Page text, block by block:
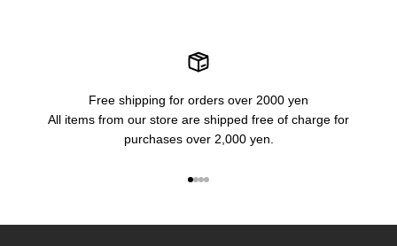
Free shipping for orders over 2000 yen
All items from our store are shipped free of charge for
purchases over 2,000 yen.